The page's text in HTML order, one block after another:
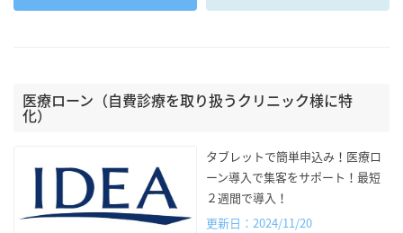
医療ローン（自費診療を取り扱うクリニック様に特
化）
タブレットで簡単申込み！医療ロ
ーン導入で集客をサポート！最短
２週間で導入！
更新日：2024/11/20